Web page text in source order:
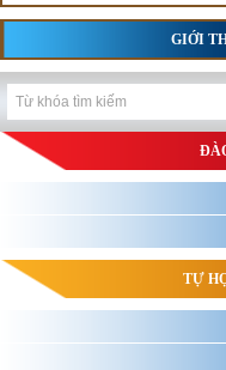
GIỚI
TỰ